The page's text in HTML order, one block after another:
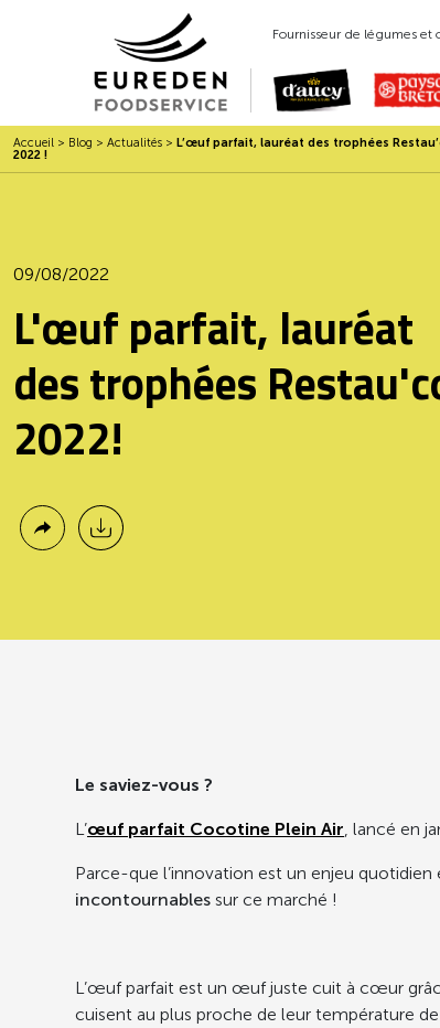
Fournisseur de légumes et
Accueil > Blog > Actualités > L’œuf parfait, lauréat des trophées
2022 !
09/08/2022
L'œuf parfait, lauréat
des trophées
2022!
Le saviez-vous ?
L’œuf parfait Cocotine Plein Air , lancé en
Parce-que l’innovation est un enjeu
incontournables sur ce marché !
L’œuf parfait est un œuf juste cuit à cœur
cuisent au plus proche de leur température